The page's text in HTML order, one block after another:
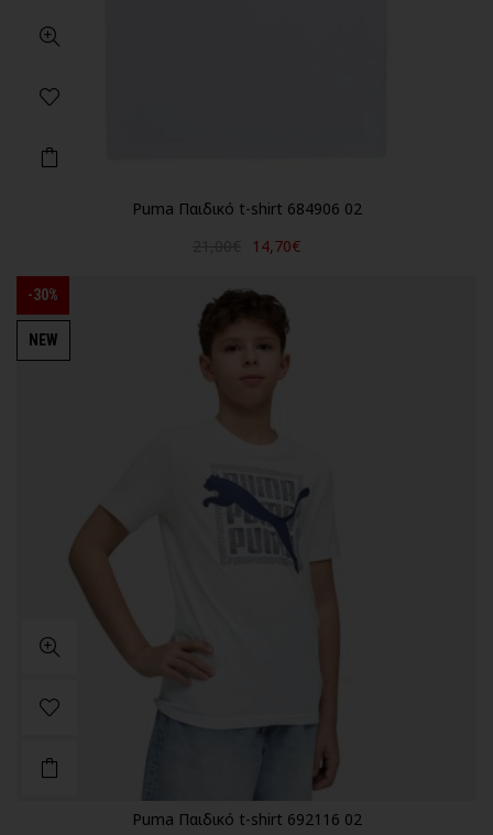
Puma Παιδικό t-shirt 684906 02
14,70€
-30%
NEW
Puma Παιδικό t-shirt 692116 02